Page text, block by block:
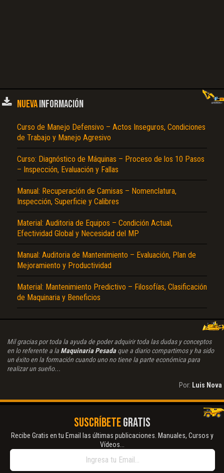
NUEVAINFORMACIÓN
Curso de Manejo Defensivo – Actos Inseguros, Condiciones
de Trabajo y Manejo Agresivo
Curso: Diagnóstico de Máquinas – Proceso de los 10 Pasos
– Inspección, Evaluación y Fallas
Manual: Recuperación de Camisas – Nomenclatura,
Inspección, Superficie y Calibres
Material: Auditoria de Equipos – Condición Actual,
Efectividad Global y Necesidad del MP
Manual: Auditoria de Mantenimiento – Evaluación, Plan de
Mejoramiento y Productividad
Material: Mantenimiento Predictivo – Filosofías, Clasificación
de Maquinaria y Beneficios
Mil gracias por toda la ayuda de poder adquirir toda las dudas y conceptos
en lo referente a la Maquinaria Pesadaque a diario compartimos y ha sido
un éxito en la formación cuando uno no tiene la parte económica para
realizar un sueño...
Por: Luis Nova
SUSCRÍBETEGRATIS
Recibe Gratis en tu Email las últimas publicaciones. Manuales, Cursos y
Vídeos...